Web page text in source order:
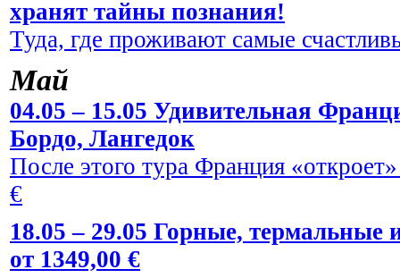
хранят тайны познания!
Туда, где проживают самые
Май
04.05 – 15.05 Удивительная
Бордо, Лангедок
После этого тура Франция
€
18.05 – 29.05 Горные,
от 1349,00 €